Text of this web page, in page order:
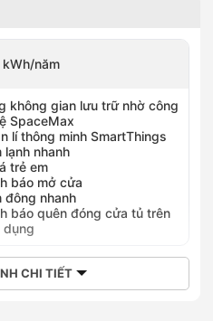
năm
không gian lưu trữ nhờ công
SpaceMax
lí thông minh SmartThings
lạnh nhanh
trẻ em
báo mở cửa
đông nhanh
báo quên đóng cửa tủ trên
dụng
CHI TIẾT